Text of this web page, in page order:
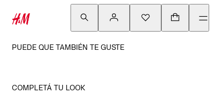
PUEDE QUE TAMBIÉN TE GUSTE
COMPLETÁ TU LOOK